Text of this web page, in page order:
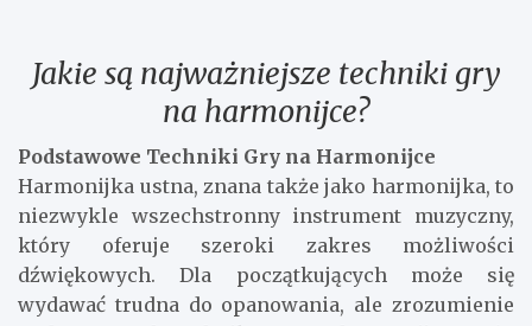
Jakie są najważniejsze techniki gry
na harmonijce?
Podstawowe Techniki Gry na Harmonijce
Harmonijka ustna, znana także jako harmonijka, to
niezwykle wszechstronny instrument muzyczny,
który oferuje szeroki zakres możliwości
dźwiękowych. Dla początkujących może się
wydawać trudna do opanowania, ale zrozumienie